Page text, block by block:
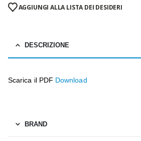
AGGIUNGI ALLA LISTA DEI DESIDERI
DESCRIZIONE
Scarica il PDF Download
BRAND